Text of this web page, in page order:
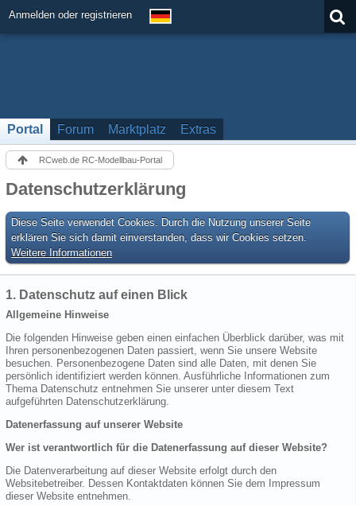
Anmelden oder registrieren
Portal Forum Marktplatz Extras
RCweb.de RC-Modellbau-Portal
Datenschutzerklärung
Diese Seite verwendet Cookies. Durch die Nutzung unserer Seite
erklären Sie sich damit einverstanden, dass wir Cookies setzen.
Weitere Informationen
1. Datenschutz auf einen Blick
Allgemeine Hinweise
Die folgenden Hinweise geben einen einfachen Überblick darüber, was mit
Ihren personenbezogenen Daten passiert, wenn Sie unsere Website
besuchen. Personenbezogene Daten sind alle Daten, mit denen Sie
persönlich identifiziert werden können. Ausführliche Informationen zum
Thema Datenschutz entnehmen Sie unserer unter diesem Text
aufgeführten Datenschutzerklärung.
Datenerfassung auf unserer Website
Wer ist verantwortlich für die Datenerfassung auf dieser Website?
Die Datenverarbeitung auf dieser Website erfolgt durch den
Websitebetreiber. Dessen Kontaktdaten können Sie dem Impressum
dieser Website entnehmen.